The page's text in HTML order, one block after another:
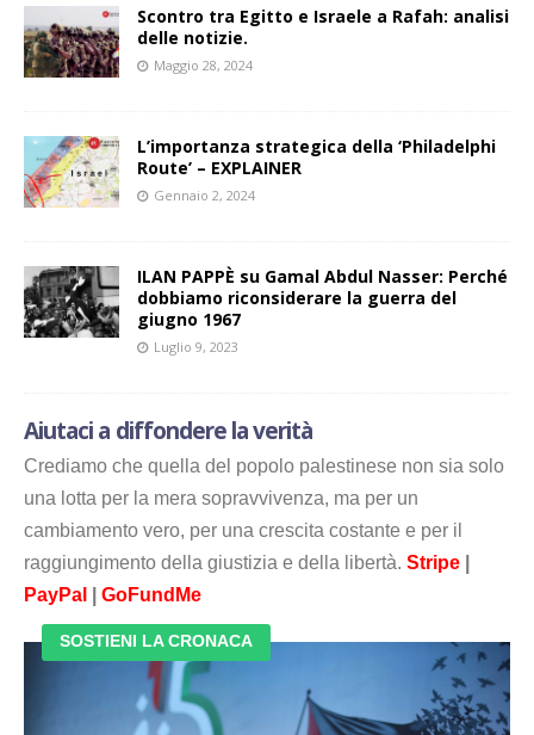
Scontro tra Egitto e Israele a Rafah: analisi
delle notizie.
Maggio 28, 2024
L’importanza strategica della ‘Philadelphi
Route’ – EXPLAINER
Gennaio 2, 2024
ILAN PAPPÈ su Gamal Abdul Nasser: Perché
dobbiamo riconsiderare la guerra del
giugno 1967
Luglio 9, 2023
Aiutaci a diffondere la verità
Crediamo che quella del popolo palestinese non sia solo
una lotta per la mera sopravvivenza, ma per un
cambiamento vero, per una crescita costante e per il
raggiungimento della giustizia e della libertà. Stripe
PayPal
GoFundMe
SOSTIENI LA CRONACA